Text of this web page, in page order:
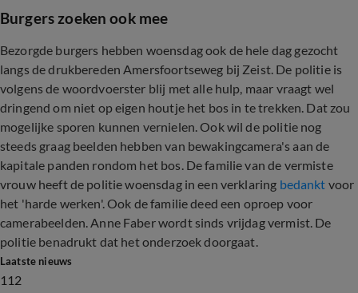
Burgers zoeken ook mee
Bezorgde burgers hebben woensdag ook de hele dag gezocht
langs de drukbereden Amersfoortseweg bij Zeist. De politie is
volgens de woordvoerster blij met alle hulp, maar vraagt wel
dringend om niet op eigen houtje het bos in te trekken. Dat zou
mogelijke sporen kunnen vernielen. Ook wil de politie nog
steeds graag beelden hebben van bewakingcamera's aan de
kapitale panden rondom het bos. De familie van de vermiste
vrouw heeft de politie woensdag in een verklaring bedankt voor
het 'harde werken'. Ook de familie deed een oproep voor
camerabeelden. Anne Faber wordt sinds vrijdag vermist. De
politie benadrukt dat het onderzoek doorgaat.
Laatste nieuws
112